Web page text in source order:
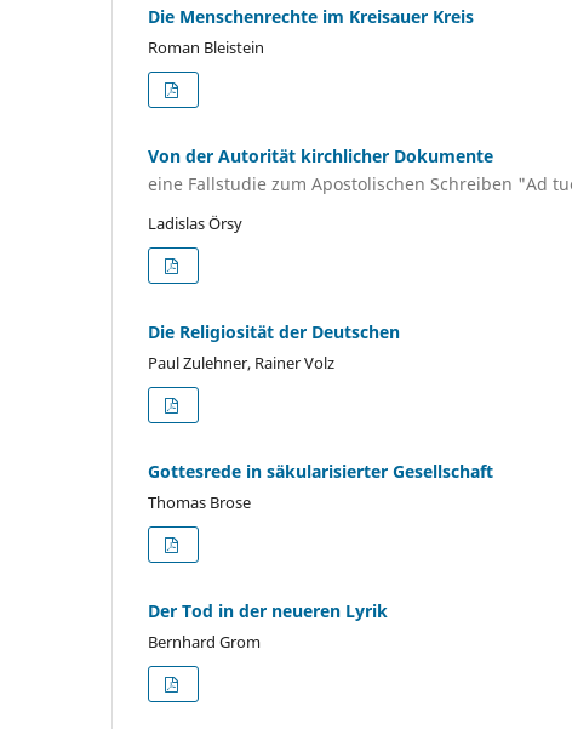
Die Menschenrechte im Kreisauer Kreis
Roman Bleistein
Von der Autorität kirchlicher Dokumente
eine Fallstudie zum Apostolischen Schreiben "Ad
Ladislas Örsy
Die Religiosität der Deutschen
Paul Zulehner, Rainer Volz
Gottesrede in säkularisierter Gesellschaft
Thomas Brose
Der Tod in der neueren Lyrik
Bernhard Grom